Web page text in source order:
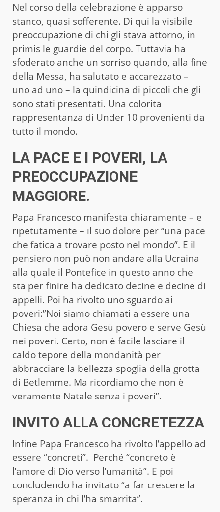
Nel corso della celebrazione è apparso
stanco, quasi sofferente. Di qui la visibile
preoccupazione di chi gli stava attorno, in
primis le guardie del corpo. Tuttavia ha
sfoderato anche un sorriso quando, alla fine
della Messa, ha salutato e accarezzato –
uno ad uno – la quindicina di piccoli che gli
sono stati presentati. Una colorita
rappresentanza di Under 10 provenienti da
tutto il mondo.
LA PACE E I POVERI, LA
PREOCCUPAZIONE
MAGGIORE.
Papa Francesco manifesta chiaramente – e
ripetutamente – il suo dolore per “una pace
che fatica a trovare posto nel mondo”. E il
pensiero non può non andare alla Ucraina
alla quale il Pontefice in questo anno che
sta per finire ha dedicato decine e decine di
appelli. Poi ha rivolto uno sguardo ai
poveri:”Noi siamo chiamati a essere una
Chiesa che adora Gesù povero e serve Gesù
nei poveri. Certo, non è facile lasciare il
caldo tepore della mondanità per
abbracciare la bellezza spoglia della grotta
di Betlemme. Ma ricordiamo che non è
veramente Natale senza i poveri”.
INVITO ALLA CONCRETEZZA
Infine Papa Francesco ha rivolto l’appello ad
essere “concreti”. Perché “concreto è
l’amore di Dio verso l’umanità”. E poi
concludendo ha invitato “a far crescere la
speranza in chi l’ha smarrita”.